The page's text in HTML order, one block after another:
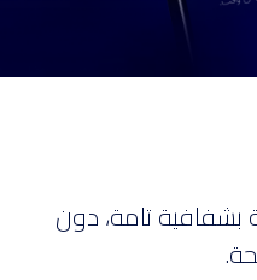
بشفافية تامة، دون